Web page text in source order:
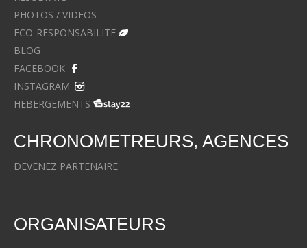
PHOTOS / VIDEOS
ECO-RESPONSABILITE
BLOG
FACEBOOK
INSTAGRAM
HEBERGEMENTS
CHRONOMETREURS, AGENCES
DEVENEZ PARTENAIRE
ORGANISATEURS